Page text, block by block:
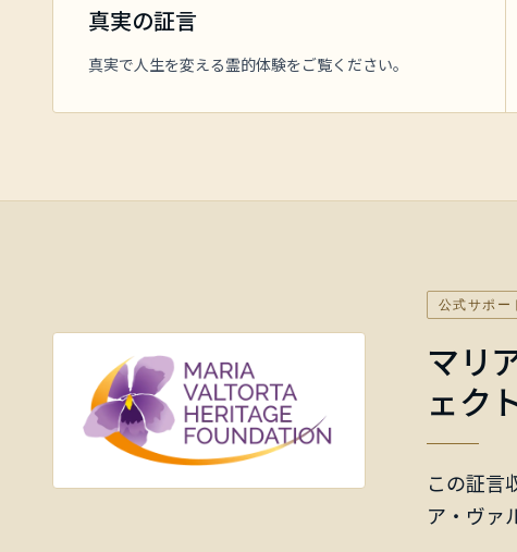
真実の証言
真実で人生を変える霊的体験をご覧ください。
公式サポー
マリ
ェク
この証言
ア・ヴァ